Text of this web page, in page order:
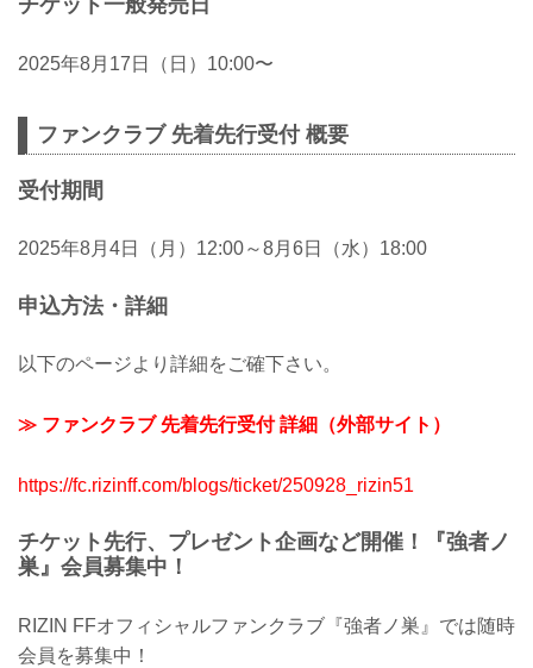
チケット一般発売日
2025年8月17日（日）10:00〜
ファンクラブ 先着先行受付 概要
受付期間
2025年8月4日（月）12:00～8月6日（水）18:00
申込方法・詳細
以下のページより詳細をご確下さい。
≫ ファンクラブ 先着先行受付 詳細（外部サイト）
https://fc.rizinff.com/blogs/ticket/250928_rizin51
チケット先行、プレゼント企画など開催！『強者ノ
巣』会員募集中！
RIZIN FFオフィシャルファンクラブ『強者ノ巣』では随時
会員を募集中！